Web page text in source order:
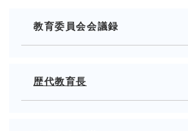
教育委員会会議録
歴代教育長